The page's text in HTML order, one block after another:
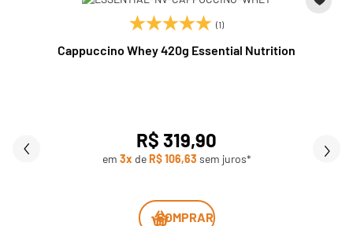
(1)
Cappuccino Whey 420g Essential Nutrition
R$ 319,90
em 3x deR$ 106,63 sem juros*
COMPRAR